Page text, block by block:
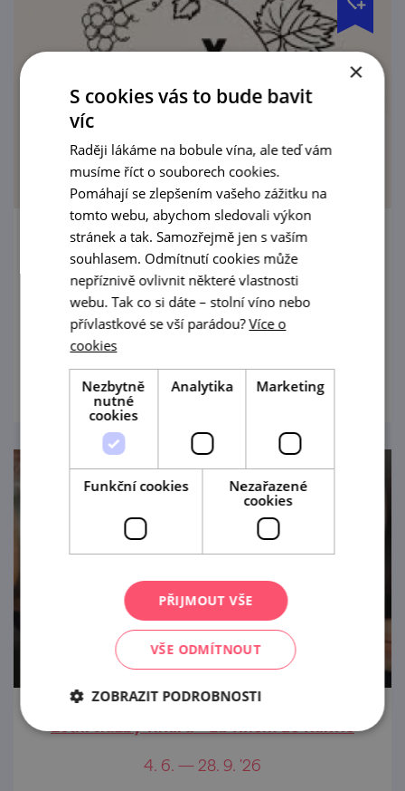
Hodové tůlání po Pulgárských sklepech
21. 8. '26
Hodové tůlání po Pulgárských sklepech
prohlédnout
4. 6. — 28. 9. '26
×
S cookies vás to bude bavit
víc
Raději lákáme na bobule vína, ale teď vám
musíme říct o souborech cookies.
Pomáhají se zlepšením vašeho zážitku na
tomto webu, abychom sledovali výkon
stránek a tak. Samozřejmě jen s vaším
souhlasem. Odmítnutí cookies může
nepříznivě ovlivnit některé vlastnosti
webu. Tak co si dáte – stolní víno nebo
přívlastkové se vší parádou?Více o
cookies
Nezbytně
nutné
cookies
Analytika Marketing
Funkční cookies
Nezařazené
cookies
PŘIJMOUT VŠE
VŠE ODMÍTNOUT
ZOBRAZIT PODROBNOSTI